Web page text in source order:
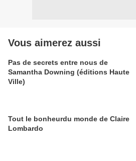
Vous aimerez aussi
Pas de secrets entre nous de
Samantha Downing (éditions Haute
Ville)
Tout le bonheurdu monde de Claire
Lombardo